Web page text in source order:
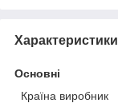
Характеристики
Основні
Країна виробник